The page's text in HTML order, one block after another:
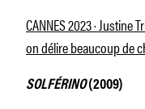
CANNES 2023 ·
on délire beaucoup de
SOLFÉRINO(2009)